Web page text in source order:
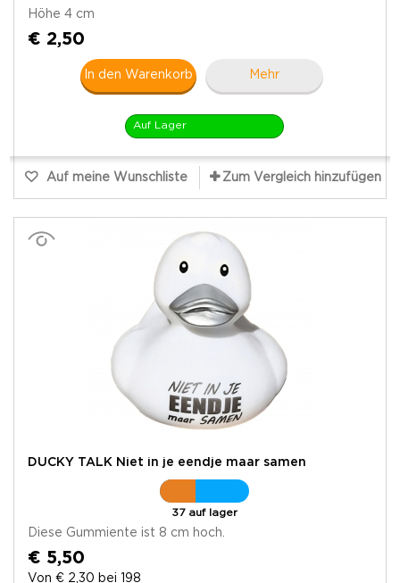
Höhe 4 cm
€ 2,50
In den Warenkorb Mehr
Auf Lager
Auf meine Wunschliste Zum Vergleich hinzufügen
DUCKY TALK Niet in je eendje maar samen
37 auf lager
Diese Gummiente ist 8 cm hoch.
€ 5,50
Von € 2,30 bei 198